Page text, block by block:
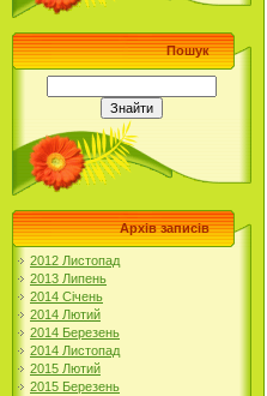
Пошук
Архів записів
2012 Листопад
2013 Липень
2014 Січень
2014 Лютий
2014 Березень
2014 Листопад
2015 Лютий
2015 Березень